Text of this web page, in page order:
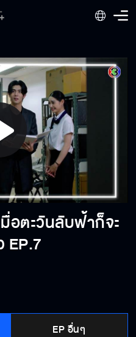
อตะวันลับฟ้าก็จะ
EP.7
EP อื่นๆ
EP.15
scene เมื่อตะวันลับฟ้าก็จะเป็นเวลา
ว EP.14
scene เมื่อตะวันลับฟ้าก็จะเป็นเวลา
EP.13
scene เมื่อตะวันลับฟ้าก็จะเป็นเวลา
EP.12
scene เมื่อตะวันลับฟ้าก็จะเป็นเวลา
scene เมื่อตะวันลับฟ้าก็จะเป็นเวลา